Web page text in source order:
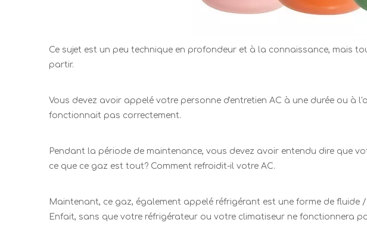
Ce sujet est un peu technique en profondeur et à la connaissance, mais
partir.
Vous devez avoir appelé votre personne d'entretien AC à une durée ou à
fonctionnait pas correctement.
Pendant la période de maintenance, vous devez avoir entendu dire que
ce que ce gaz est tout? Comment refroidit-il votre AC.
Maintenant, ce gaz, également appelé réfrigérant est une forme de
Enfait, sans que votre réfrigérateur ou votre climatiseur ne fonctionnera